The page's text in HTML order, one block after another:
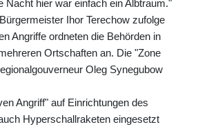
hier war einfach ein Albtraum."
Ihor Terechow zufolge
Angriffe ordneten die Behörden in
Ortschaften an. Die "Zone
Oleg Synegubow
Angriff" auf Einrichtungen des
Hyperschallraketen eingesetzt